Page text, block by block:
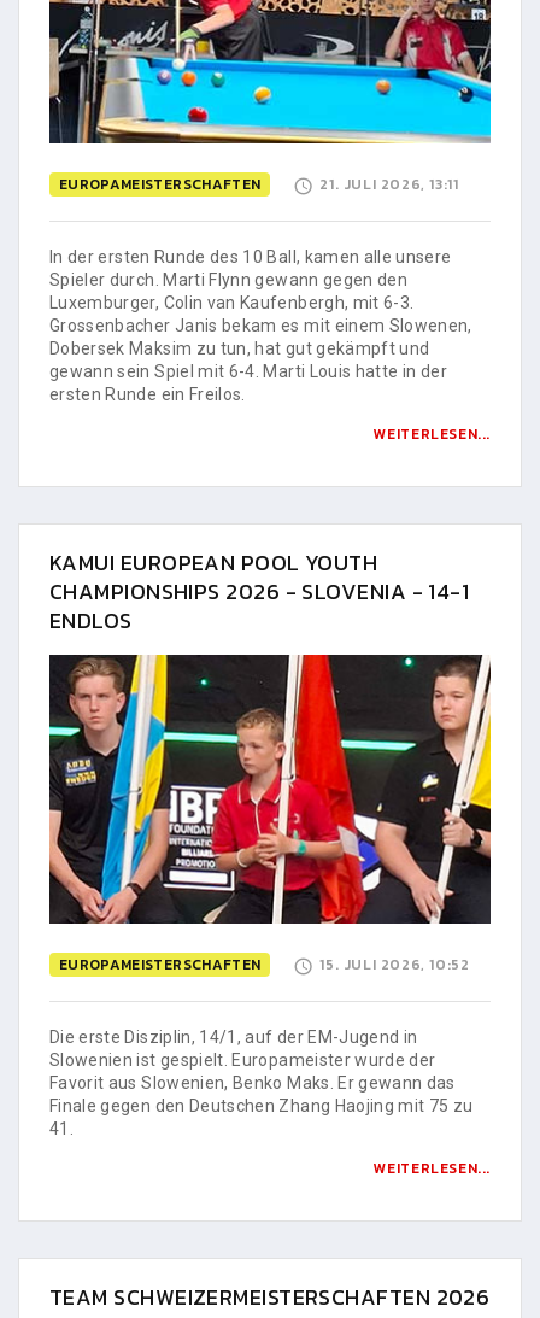
EUROPAMEISTERSCHAFTEN 21. JULI 2026, 13:11
In der ersten Runde des 10 Ball, kamen alle unsere
Spieler durch. Marti Flynn gewann gegen den
Luxemburger, Colin van Kaufenbergh, mit 6-3.
Grossenbacher Janis bekam es mit einem Slowenen,
Dobersek Maksim zu tun, hat gut gekämpft und
gewann sein Spiel mit 6-4. Marti Louis hatte in der
ersten Runde ein Freilos.
WEITERLESEN...
KAMUI EUROPEAN POOL YOUTH
CHAMPIONSHIPS 2026 - SLOVENIA - 14-1
ENDLOS
EUROPAMEISTERSCHAFTEN 15. JULI 2026, 10:52
Die erste Disziplin, 14/1, auf der EM-Jugend in
Slowenien ist gespielt. Europameister wurde der
Favorit aus Slowenien, Benko Maks. Er gewann das
Finale gegen den Deutschen Zhang Haojing mit 75 zu
41.
WEITERLESEN...
TEAM SCHWEIZERMEISTERSCHAFTEN 2026